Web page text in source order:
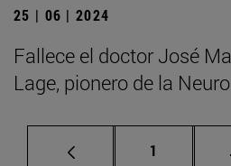
25 | 06 | 2024
Fallece el doctor José
Lage, pionero de la
Página
1